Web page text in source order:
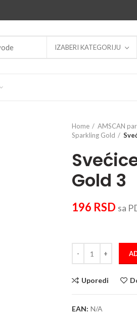
IZABERI KATEGORIJU
Home AMSCAN
Sparkling Gold
Gold 3
196 RSD sa
Uporedi
EAN: N/A